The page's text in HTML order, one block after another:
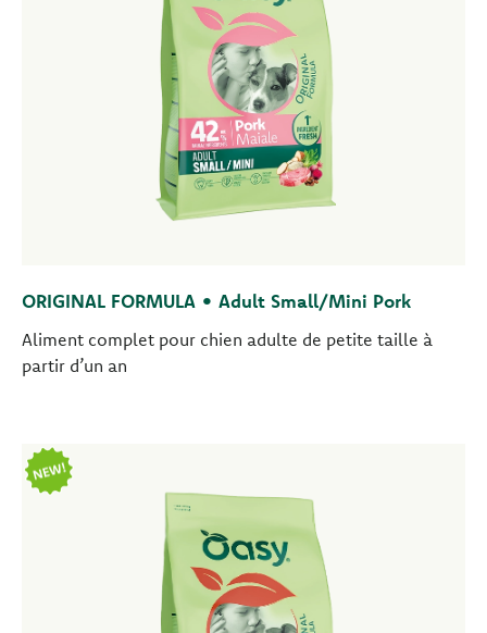
ORIGINAL FORMULA • Adult Small/Mini Pork
Aliment complet pour chien adulte de petite taille à
partir d’un an